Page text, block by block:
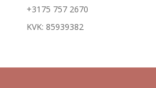
+3175 757 2670
KVK: 85939382